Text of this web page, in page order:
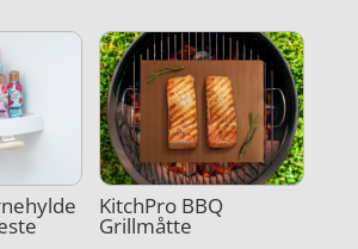
KitchPro BBQ
Grillmåtte